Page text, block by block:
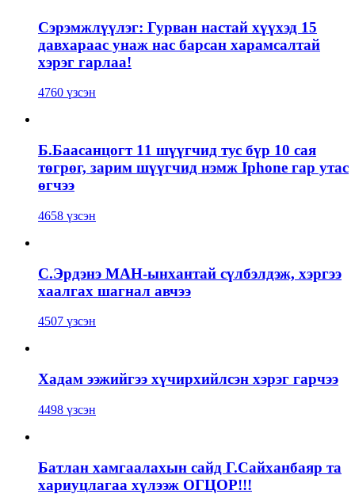
Сэрэмжлүүлэг: Гурван настай хүүхэд 15
давхараас унаж нас барсан харамсалтай
хэрэг гарлаа!
4760 үзсэн
Б.Баасанцогт 11 шүүгчид тус бүр 10 сая
төгрөг, зарим шүүгчид нэмж Iphone гар утас
өгчээ
4658 үзсэн
С.Эрдэнэ МАН-ынхантай сүлбэлдэж, хэргээ
хаалгах шагнал авчээ
4507 үзсэн
Хадам ээжийгээ хүчирхийлсэн хэрэг гарчээ
4498 үзсэн
Батлан хамгаалахын сайд Г.Сайханбаяр та
хариуцлагаа хүлээж ОГЦОР!!!